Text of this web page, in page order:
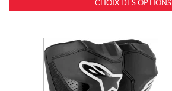
CHOIX DES OPTIONS